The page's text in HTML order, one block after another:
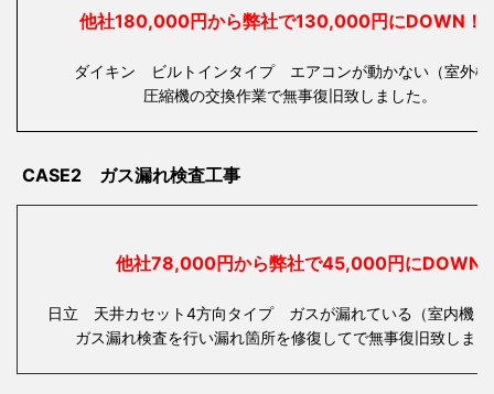
他社180,000円から弊社で130,000円に
ダイキン ビルトインタイプ エアコンが動かない（室外機
圧縮機の交換作業で無事復旧致しました。
CASE2 ガス漏れ検査工事
他社78,000円から弊社で45,000円にDOWN
日立 天井カセット4方向タイプ ガスが漏れている（室内機・
ガス漏れ検査を行い漏れ箇所を修復してで無事復旧致しま